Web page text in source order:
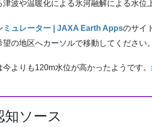
津波や温暖化による氷河融解による水位
ミュレーター | JAXA Earth Appsのサイ
の地区へカーソルで移動してください。
よりも120m水位が高かったようです。
知ソース